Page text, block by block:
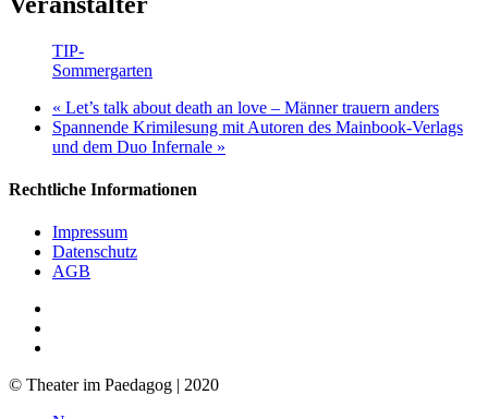
TIP-
Sommergarten
« Let’s talk about death an love – Männer trauern anders
Spannende Krimilesung mit Autoren des Mainbook-Verlags
und dem Duo Infernale »
Rechtliche Informationen
Impressum
Datenschutz
AGB
© Theater im Paedagog | 2020